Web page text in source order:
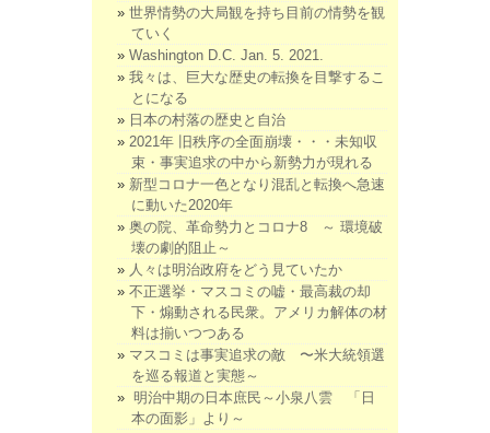
世界情勢の大局観を持ち目前の情勢を観
ていく
Washington D.C. Jan. 5. 2021.
我々は、巨大な歴史の転換を目撃するこ
とになる
日本の村落の歴史と自治
2021年 旧秩序の全面崩壊・・・未知収
束・事実追求の中から新勢力が現れる
新型コロナ一色となり混乱と転換へ急速
に動いた2020年
奥の院、革命勢力とコロナ8 ～ 環境破
壊の劇的阻止～
人々は明治政府をどう見ていたか
不正選挙・マスコミの嘘・最高裁の却
下・煽動される民衆。アメリカ解体の材
料は揃いつつある
マスコミは事実追求の敵 〜米大統領選
を巡る報道と実態～
明治中期の日本庶民～小泉八雲 「日
本の面影」より～